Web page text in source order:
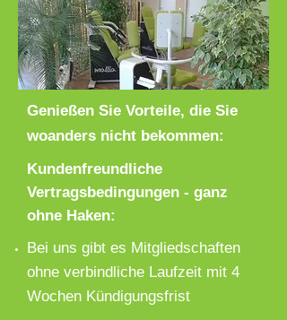
Genießen Sie Vorteile, die Sie
woanders nicht bekommen:
Kundenfreundliche
Vertragsbedingungen - ganz
ohne Haken:
Bei uns gibt es Mitgliedschaften
ohne verbindliche Laufzeit mit 4
Wochen Kündigungsfrist